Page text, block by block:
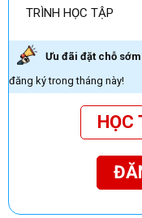
TRÌNH HỌC TẬP
Ưu đãi đặt chỗ
đăng ký trong tháng này!
HỌC